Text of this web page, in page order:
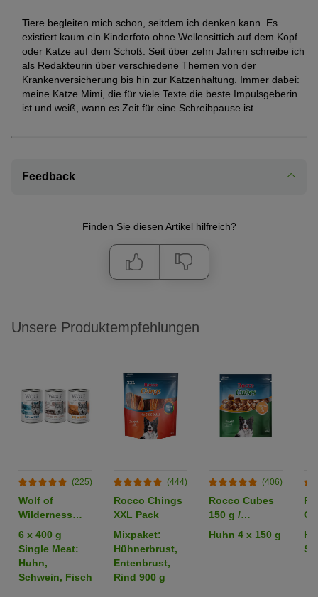
Tiere begleiten mich schon, seitdem ich denken kann. Es
existiert kaum ein Kinderfoto ohne Wellensittich auf dem Kopf
oder Katze auf dem Schoß. Seit über zehn Jahren schreibe ich
als Redakteurin über verschiedene Themen von der
Krankenversicherung bis hin zur Katzenhaltung. Immer dabei:
meine Katze Mimi, die für viele Texte die beste Impulsgeberin
ist und weiß, wann es Zeit für eine Schreibpause ist.
Feedback
Finden Sie diesen Artikel hilfreich?
Unsere Produktempfehlungen
(225)
Wolf of
Wilderness
Adult -
Mixpaket
6 x 400 g
Single Meat:
Huhn,
Schwein, Fisch
(444)
Rocco Chings
XXL Pack
Mixpaket:
Hühnerbrust,
Entenbrust,
Rind 900 g
(406)
Rocco Cubes
150 g /
Sparpaket %
Huhn 4 x 150 g